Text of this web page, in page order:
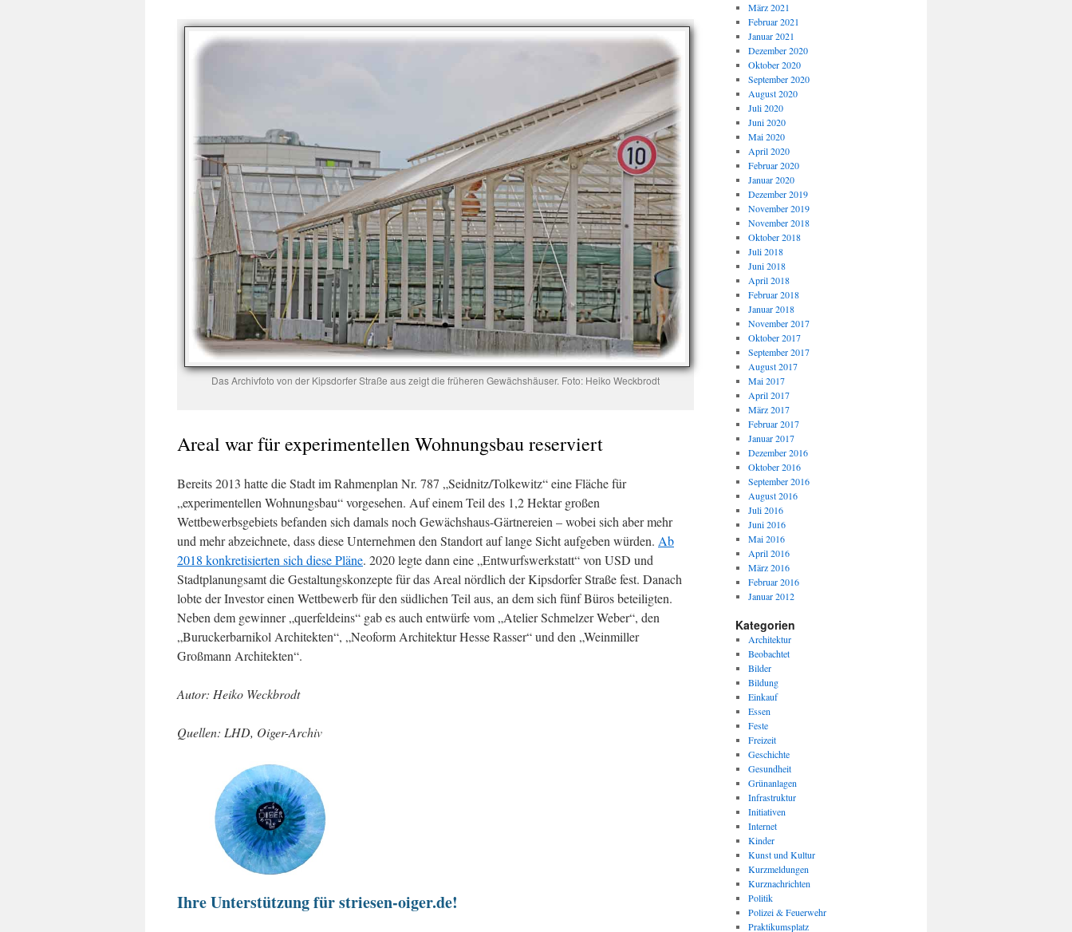
Das Archivfoto von der Kipsdorfer Straße aus zeigt die früheren Gewächshäuser. Foto: Heiko Weckbrodt
Areal war für experimentellen Wohnungsbau reserviert
Bereits 2013 hatte die Stadt im Rahmenplan Nr. 787 „Seidnitz/Tolkewitz“ eine Fläche für
„experimentellen Wohnungsbau“ vorgesehen. Auf einem Teil des 1,2 Hektar großen
Wettbewerbsgebiets befanden sich damals noch Gewächshaus-Gärtnereien – wobei sich aber mehr
und mehr abzeichnete, dass diese Unternehmen den Standort auf lange Sicht aufgeben würden. Ab
2018 konkretisierten sich diese Pläne. 2020 legte dann eine „Entwurfswerkstatt“ von USD und
Stadtplanungsamt die Gestaltungskonzepte für das Areal nördlich der Kipsdorfer Straße fest. Danach
lobte der Investor einen Wettbewerb für den südlichen Teil aus, an dem sich fünf Büros beteiligten.
Neben dem gewinner „querfeldeins“ gab es auch entwürfe vom „Atelier Schmelzer Weber“, den
„Buruckerbarnikol Architekten“, „Neoform Architektur Hesse Rasser“ und den „Weinmiller
Großmann Architekten“.
Autor: Heiko Weckbrodt
Quellen: LHD, Oiger-Archiv
Ihre Unterstützung für striesen-oiger.de!
März 2021
Februar 2021
Januar 2021
Dezember 2020
Oktober 2020
September 2020
August 2020
Juli 2020
Juni 2020
Mai 2020
April 2020
Februar 2020
Januar 2020
Dezember 2019
November 2019
November 2018
Oktober 2018
Juli 2018
Juni 2018
April 2018
Februar 2018
Januar 2018
November 2017
Oktober 2017
September 2017
August 2017
Mai 2017
April 2017
März 2017
Februar 2017
Januar 2017
Dezember 2016
Oktober 2016
September 2016
August 2016
Juli 2016
Juni 2016
Mai 2016
April 2016
März 2016
Februar 2016
Januar 2012
Kategorien
Architektur
Beobachtet
Bilder
Bildung
Einkauf
Essen
Feste
Freizeit
Geschichte
Gesundheit
Grünanlagen
Infrastruktur
Initiativen
Internet
Kinder
Kunst und Kultur
Kurzmeldungen
Kurznachrichten
Politik
Polizei & Feuerwehr
Praktikumsplatz